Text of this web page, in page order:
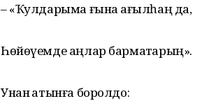
– «Ҡулдарыма ғына ҡағылһаң да,
Һөйөүемде аңлар бармаҡтарың».
Унан ҡатынға боролдо: